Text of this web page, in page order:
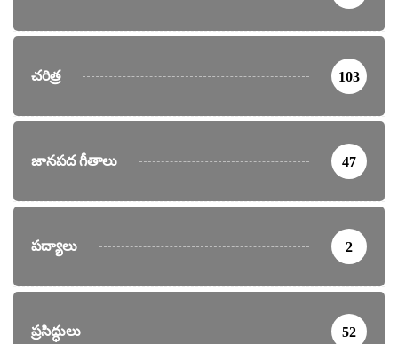
చరిత్ర 103
జానపద గీతాలు 47
పద్యాలు 2
ప్రసిద్ధులు 52